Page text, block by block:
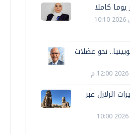
كاملا
الخميس، 06 اغسطس 2026 10:10
نحو عضلات
الزلازل عبر
الأربعاء، 05 اغسطس 2026 10:00